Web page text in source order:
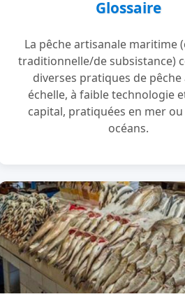
Glossaire
La pêche artisanale maritime
traditionnelle/de subsistance)
diverses pratiques de
échelle, à faible technologie
capital, pratiquées en mer ou
océans.